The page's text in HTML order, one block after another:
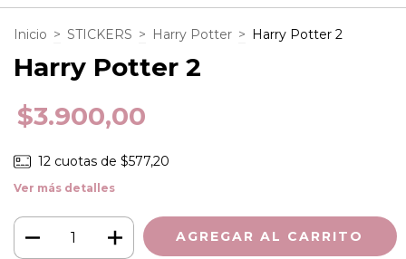
Inicio > STICKERS > Harry Potter > Harry Potter 2
Harry Potter 2
$3.900,00
12 cuotas de $577,20
Ver más detalles